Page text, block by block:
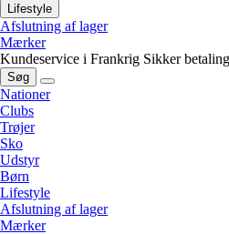
Lifestyle
Afslutning af lager
Mærker
Kundeservice i Frankrig Sikker betaling
Søg
Nationer
Clubs
Trøjer
Sko
Udstyr
Børn
Lifestyle
Afslutning af lager
Mærker